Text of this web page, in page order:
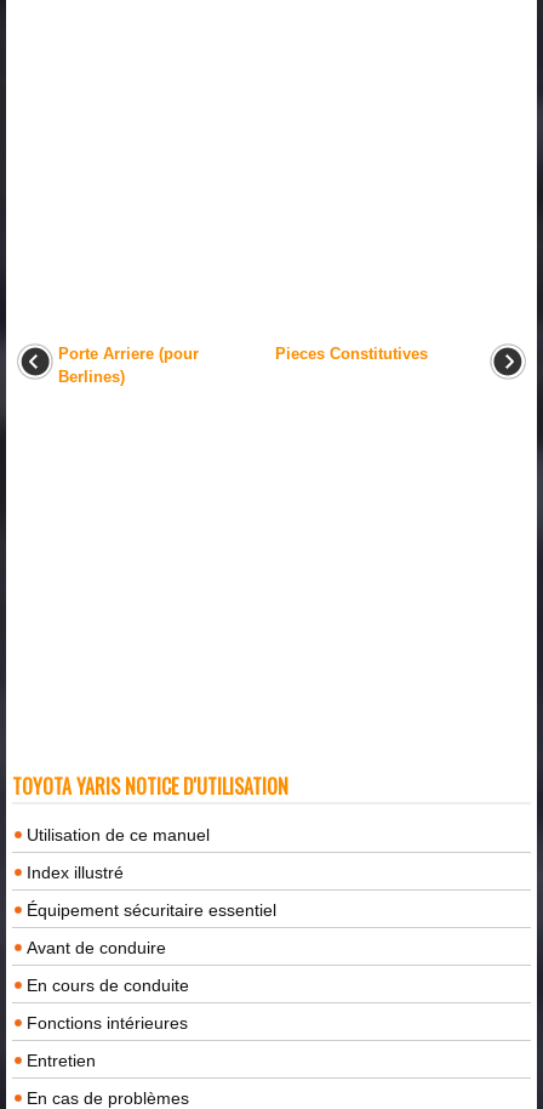
Porte Arriere (pour
Berlines)
Pieces Constitutives
TOYOTA YARIS NOTICE D'UTILISATION
Utilisation de ce manuel
Index illustré
Équipement sécuritaire essentiel
Avant de conduire
En cours de conduite
Fonctions intérieures
Entretien
En cas de problèmes